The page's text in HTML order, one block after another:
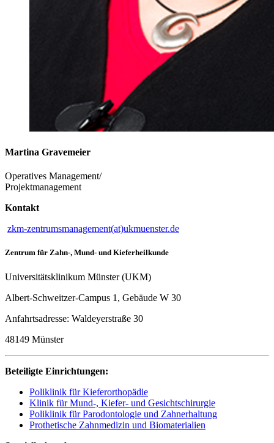
Martina Gravemeier
Operatives Management/
Projektmanage­ment
Kontakt
zkm-zentrumsmanagement(at)ukmuenster.de
Zentrum für Zahn-, Mund- und Kieferheilkunde
Universitätsklinikum Münster (UKM)
Albert-Schweitzer-Campus 1, Gebäude W 30
Anfahrtsadresse: Waldeyerstraße 30
48149 Münster
Beteiligte Einrichtungen:
Poliklinik für Kieferorthopädie
Klinik für Mund-, Kiefer- und Gesichtschirurgie
Poliklinik für Parodontologie und Zahnerhaltung
Prothetische Zahnmedizin und Biomaterialien